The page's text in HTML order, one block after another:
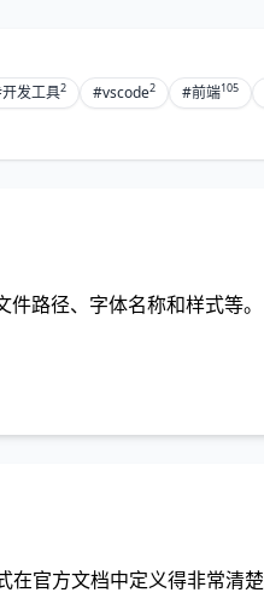
发工具2 #vscode2 #前端105
路径、字体名称和样式等
官方文档中定义得非常清